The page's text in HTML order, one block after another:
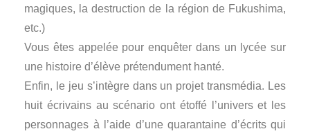
magiques, la destruction de la région de Fukushima,
etc.)
Vous êtes appelée pour enquêter dans un lycée sur
une histoire d’élève prétendument hanté.
Enfin, le jeu s’intègre dans un projet transmédia. Les
huit écrivains au scénario ont étoffé l’univers et les
personnages à l’aide d’une quarantaine d’écrits qui